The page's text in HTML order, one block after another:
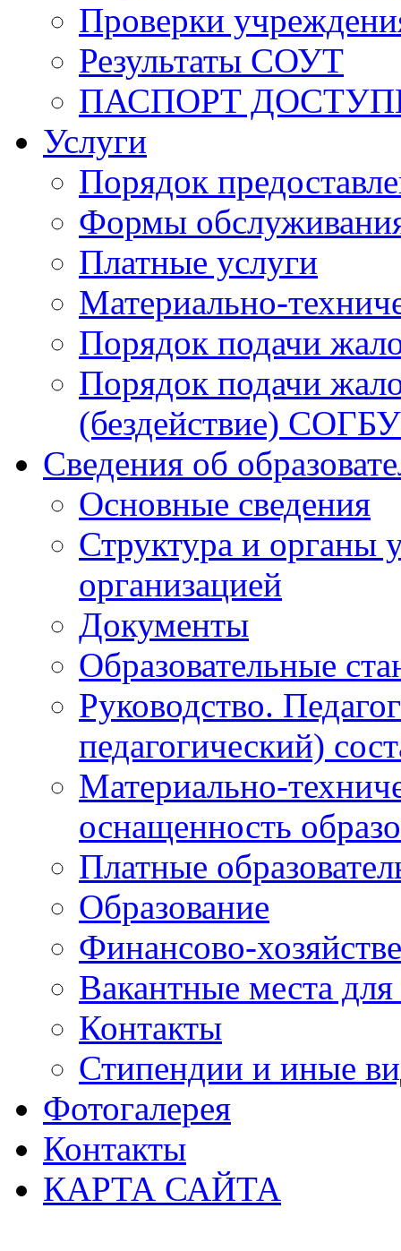
Проверки
Результаты СОУТ
ПАСПОРТ
Услуги
Порядок
Формы
Платные услуги
Материально-
Порядок подачи
Порядок подачи
(бездействие)
Сведения об
Основные сведения
Структура и органы
организацией
Документы
Образовательные
Руководство.
педагогический)
Материально-
оснащенность
Платные
Образование
Финансово-
Вакантные места
Контакты
Стипендии и иные
Фотогалерея
Контакты
КАРТА САЙТА